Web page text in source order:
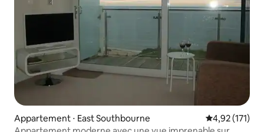
Appartement ⋅ East Southbourne Évaluation
4,92 (171)